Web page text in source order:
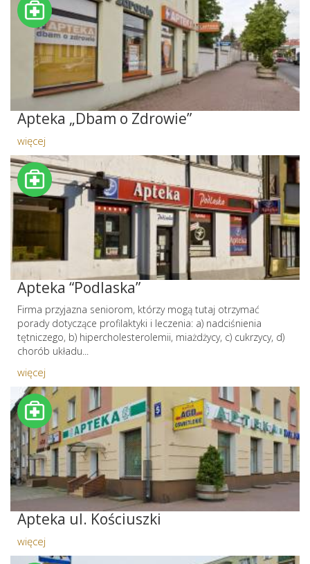
Apteka „Dbam o Zdrowie”
więcej
Apteka “Podlaska”
Firma przyjazna seniorom, którzy mogą tutaj otrzymać
porady dotyczące profilaktyki i leczenia: a) nadciśnienia
tętniczego, b) hipercholesterolemii, miażdżycy, c) cukrzycy, d)
chorób układu...
więcej
Apteka ul. Kościuszki
więcej